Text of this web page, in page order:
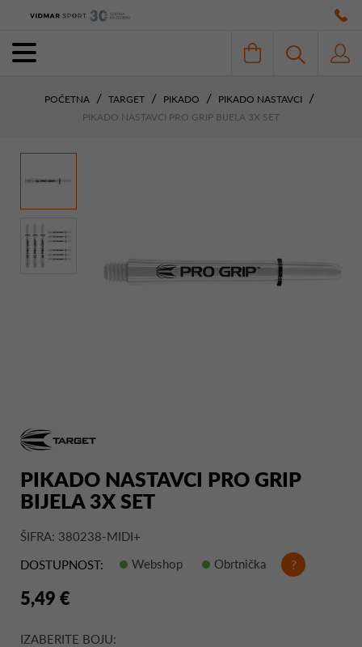
POČETNA TARGET PIKADO
PIKADO NASTAVCI
PIKADO NASTAVCI PRO GRIP BIJELA 3X SET
PIKADO NASTAVCI PRO GRIP
BIJELA 3X SET
ŠIFRA: 380238-MIDI+
DOSTUPNOST:
Webshop Obrtnička ?
5,49 €
IZABERITE BOJU: